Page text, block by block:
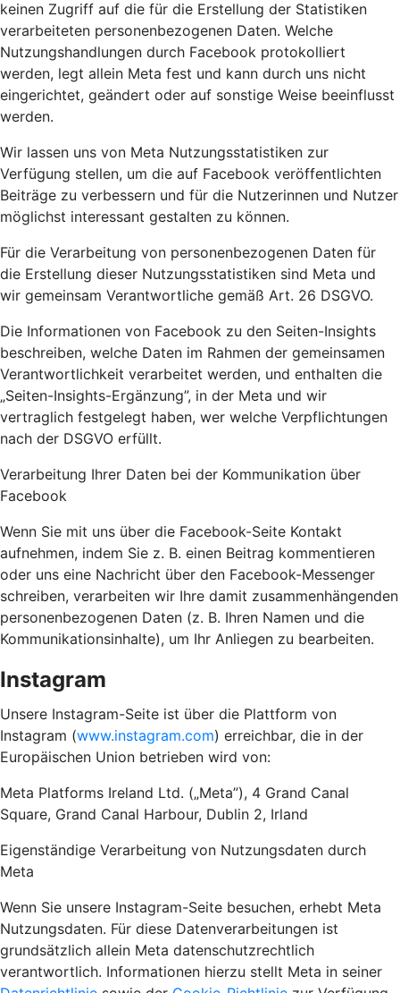
keinen Zugriff auf die für die Erstellung der Statistiken
verarbeiteten personenbezogenen Daten. Welche
Nutzungshandlungen durch Facebook protokolliert
werden, legt allein Meta fest und kann durch uns nicht
eingerichtet, geändert oder auf sonstige Weise beeinflusst
werden.
Wir lassen uns von Meta Nutzungsstatistiken zur
Verfügung stellen, um die auf Facebook veröffentlichten
Beiträge zu verbessern und für die Nutzerinnen und Nutzer
möglichst interessant gestalten zu können.
Für die Verarbeitung von personenbezogenen Daten für
die Erstellung dieser Nutzungsstatistiken sind Meta und
wir gemeinsam Verantwortliche gemäß Art. 26 DSGVO.
Die Informationen von Facebook zu den Seiten-Insights
beschreiben, welche Daten im Rahmen der gemeinsamen
Verantwortlichkeit verarbeitet werden, und enthalten die
„Seiten-Insights-Ergänzung”, in der Meta und wir
vertraglich festgelegt haben, wer welche Verpflichtungen
nach der DSGVO erfüllt.
Verarbeitung Ihrer Daten bei der Kommunikation über
Facebook
Wenn Sie mit uns über die Facebook-Seite Kontakt
aufnehmen, indem Sie z. B. einen Beitrag kommentieren
oder uns eine Nachricht über den Facebook-Messenger
schreiben, verarbeiten wir Ihre damit zusammenhängenden
personenbezogenen Daten (z. B. Ihren Namen und die
Kommunikationsinhalte), um Ihr Anliegen zu bearbeiten.
Instagram
Unsere Instagram-Seite ist über die Plattform von
Instagram (www.instagram.com) erreichbar, die in der
Europäischen Union betrieben wird von:
Meta Platforms Ireland Ltd. („Meta”), 4 Grand Canal
Square, Grand Canal Harbour, Dublin 2, Irland
Eigenständige Verarbeitung von Nutzungsdaten durch
Meta
Wenn Sie unsere Instagram-Seite besuchen, erhebt Meta
Nutzungsdaten. Für diese Datenverarbeitungen ist
grundsätzlich allein Meta datenschutzrechtlich
verantwortlich. Informationen hierzu stellt Meta in seiner